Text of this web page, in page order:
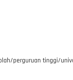
perguruan tinggi/